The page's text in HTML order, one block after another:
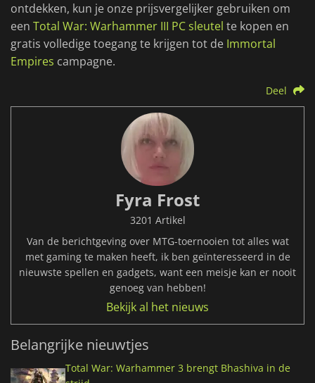
ontdekken, kun je onze prijsvergelijker gebruiken om
een Total War: Warhammer III PC sleutel te kopen en
gratis volledige toegang te krijgen tot de Immortal
Empires campagne.
Deel
Fyra Frost
3201 Artikel
Van de berichtgeving over MTG-toernooien tot alles wat
met gaming te maken heeft, ik ben geïnteresseerd in de
nieuwste spellen en gadgets, want een meisje kan er nooit
genoeg van hebben!
Bekijk al het nieuws
Belangrijke nieuwtjes
Total War: Warhammer 3 brengt Bhashiva in de